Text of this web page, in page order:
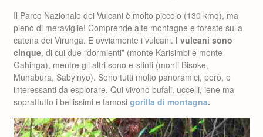
Il Parco Nazionale dei Vulcani è molto piccolo (130 kmq), ma
pieno di meraviglie! Comprende alte montagne e foreste sulla
catena dei Virunga. E ovviamente i vulcani. I vulcani sono
cinque, di cui due “dormienti” (monte Karisimbi e monte
Gahinga), mentre gli altri sono e-stinti (monti Bisoke,
Muhabura, Sabyinyo). Sono tutti molto panoramici, però, e
interessanti da esplorare. Qui vivono bufali, uccelli, iene ma
soprattutto i bellissimi e famosi gorilla di montagna.